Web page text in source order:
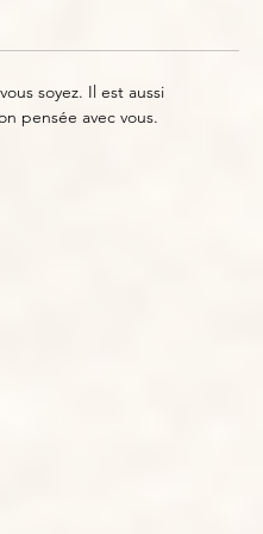
la main le long de la traîne.
soyez. Il est aussi
pensée avec vous.